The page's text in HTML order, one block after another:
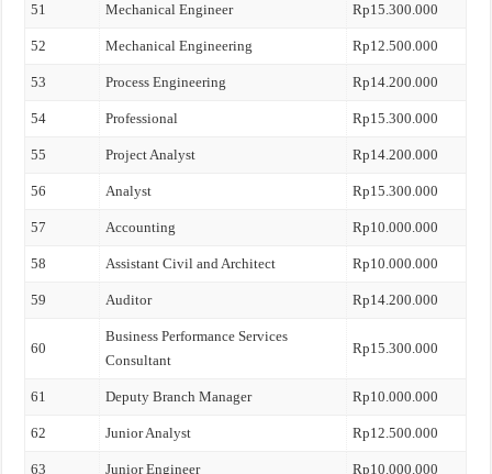
51 Mechanical Engineer Rp15.300.000
52 Mechanical Engineering Rp12.500.000
53 Process Engineering Rp14.200.000
54 Professional Rp15.300.000
55 Project Analyst Rp14.200.000
56 Analyst Rp15.300.000
57 Accounting Rp10.000.000
58 Assistant Civil and Architect Rp10.000.000
59 Auditor Rp14.200.000
60
Business Performance Services
Consultant
Rp15.300.000
61 Deputy Branch Manager Rp10.000.000
62 Junior Analyst Rp12.500.000
63 Junior Engineer Rp10.000.000